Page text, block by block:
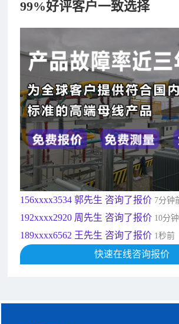
99%好评客户一致选择
182xxxx4350 秦女士 咨询了报价 7分钟
156xxxx3534 郭先生 咨询了报价 7分钟
192xxxx2920 周先生 咨询了报价10分
189xxxx6562 王先生 咨询了报价1秒前
190xxxx3508 徐女士 咨询了报价5秒前
135xxxx6654 张先生 咨询了报价1分钟
181xxxx7531 苟先生 咨询了报价
182xxxx4350 秦女士 咨询了报价7分钟前
156xxxx3534 郭先生 咨询了报价 7分钟
192xxxx2920 周先生 咨询了报价 10分
189xxxx6562 王先生 咨询了报价 1秒前
190xxxx3508 徐女士 咨询了报价5秒前
快速在线咨询报价